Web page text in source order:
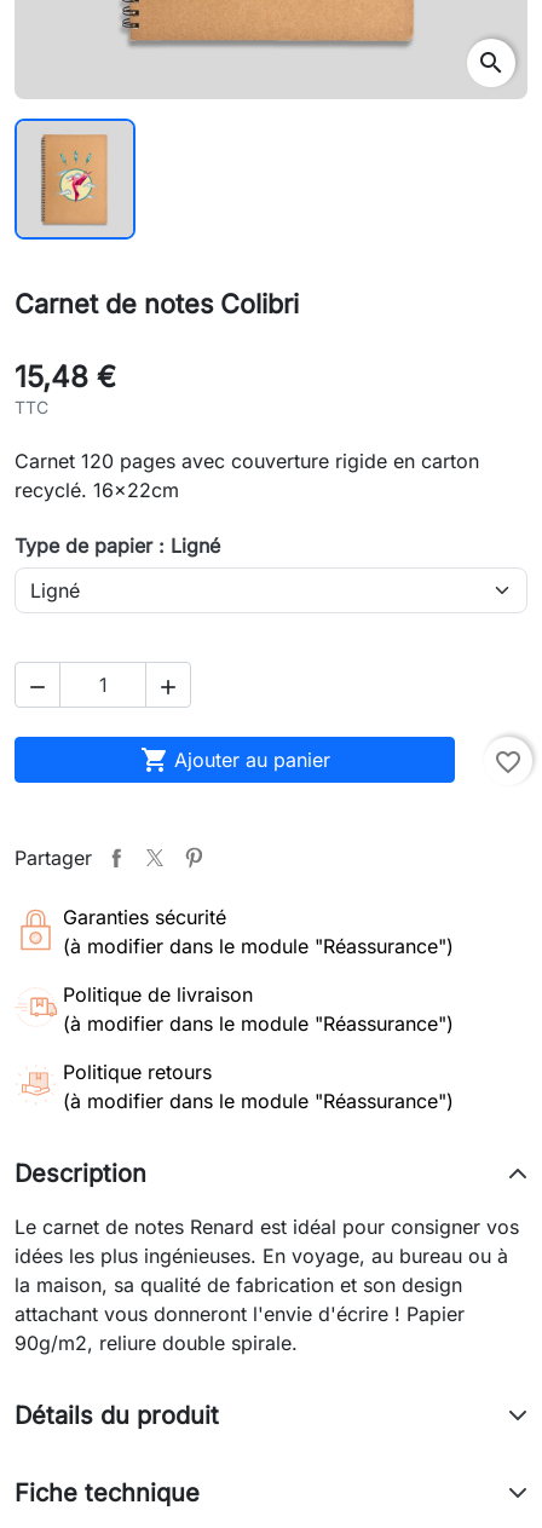
search
Carnet de notes Colibri
15,48 €
TTC
Carnet 120 pages avec couverture rigide en carton
recyclé. 16x22cm
Type de papier : Ligné
 
 Ajouter au panier favorite_border
Partager
Garanties sécurité
(à modifier dans le module "Réassurance")
Politique de livraison
(à modifier dans le module "Réassurance")
Politique retours
(à modifier dans le module "Réassurance")
Description
Le carnet de notes Renard est idéal pour consigner vos
idées les plus ingénieuses. En voyage, au bureau ou à
la maison, sa qualité de fabrication et son design
attachant vous donneront l'envie d'écrire ! Papier
90g/m2, reliure double spirale.
Détails du produit
Fiche technique